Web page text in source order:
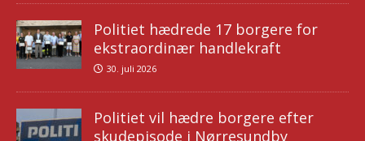
Politiet hædrede 17 borgere for
ekstraordinær handlekraft
30. juli 2026
Politiet vil hædre borgere efter
skudepisode i Nørresundby